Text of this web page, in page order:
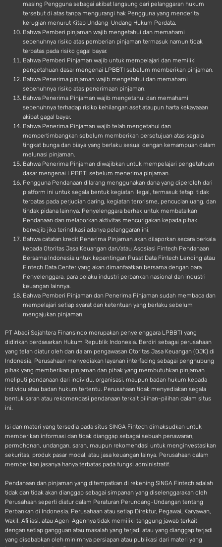
masing Pengguna sebagai akibat langsung dari pelanggaran hukum
tersebut di atas tanpa mengurangi hak Pengguna yang menderita
kerugian menurut Kitab Undang-Undang Hukum Perdata.
Bahwa Pemberi pinjaman wajib mengetahui dan memahami
sepenuhnya risiko atas pemberian pinjaman termasuk namun tidak
terbatas pada risiko gagal bayar.
Bahwa Pemberi Pinjaman wajib untuk mempelajari dan memiliki
pengetahuan dasar mengenai LPBBTI sebelum memberikan pinjaman.
Bahwa Penerima pinjaman wajib mengetahui dan memahami
sepenuhnya risiko atas penerimaan pinjaman.
Bahwa Penerima Pinjaman wajib mengetahui dan memahami
sepenuhnya terhadap risiko kehilangan aset ataupun harta kekayaaan
akibat gagal bayar.
Bahwa Penerima Pinjaman wajib telah mengetahui dan
mempertimbangkan sebelum memberikan persetujuan atas segala
tingkat bunga dan biaya yang berlaku sesuai dengan kemampuan dalam
melunasi pinjaman.
Bahwa Penerima Pinjaman diwajibkan untuk mempelajari pengetahuan
dasar mengenai LPBBTI sebelum menerima pinjaman.
Pengguna Pendanaan dilarang menggunakan dana yang diperoleh dari
platform ini untuk segala bentuk kegiatan ilegal, termasuk tetapi tidak
terbatas pada perjudian daring, kegiatan terorisme, pencucian uang, dan
tindak pidana lainnya. Penyelenggara berhak untuk membatalkan
Pendanaan dan melaporkan aktivitas mencurigakan kepada pihak
berwajib jika terindikasi adanya pelanggaran ini.
Bahwa catatan kredit Penerima Pinjaman akan dilaporkan secara berkala
kepada Otoritas Jasa Keuangan dan/atau Asosiasi Fintech Pendanaan
Bersama Indonesia untuk kepentingan Pusat Data Fintech Lending atau
Fintech Data Center yang akan dimanfaatkan bersama dengan para
Penyelenggara, para pelaku industri perbankan nasional dan industri
keuangan lainnya.
Bahwa Pemberi Pinjaman dan Penerima Pinjaman sudah membaca dan
mempelajari setiap syarat dan ketentuan yang berlaku sebelum
mengajukan pinjaman.
PT Abadi Sejahtera Finansindo merupakan penyelenggara LPBBTI yang
didirikan berdasarkan Hukum Republik Indonesia. Berdiri sebagai perusahaan
yang telah diatur oleh dan dalam pengawasan Otoritas Jasa Keuangan (OJK) di
Indonesia, Perusahaan menyediakan layanan interfacing sebagai penghubung
pihak yang memberikan pinjaman dan pihak yang membutuhkan pinjaman
meliputi pendanaan dari individu, organisasi, maupun badan hukum kepada
individu atau badan hukum tertentu. Perusahaan tidak menyediakan segala
bentuk saran atau rekomendasi pendanaan terkait pilihan-pilihan dalam situs
ini.
Isi dan materi yang tersedia pada situs SINGA Fintech dimaksudkan untuk
memberikan informasi dan tidak dianggap sebagai sebuah penawaran,
permohonan, undangan, saran, maupun rekomendasi untuk menginvestasikan
sekuritas, produk pasar modal, atau jasa keuangan lainya. Perusahaan dalam
memberikan jasanya hanya terbatas pada fungsi administratif.
Pendanaan dan pinjaman yang ditempatkan di rekening SINGA Fintech adalah
tidak dan tidak akan dianggap sebagai simpanan yang diselenggarakan oleh
Perusahaan seperti diatur dalam Peraturan Perundang-Undangan tentang
Perbankan di Indonesia. Perusahaan atau setiap Direktur, Pegawai, Karyawan,
Wakil, Afiliasi, atau Agen-Agennya tidak memiliki tanggung jawab terkait
dengan setiap gangguan atau masalah yang terjadi atau yang dianggap terjadi
yang disebabkan oleh minimnya persiapan atau publikasi dari materi yang